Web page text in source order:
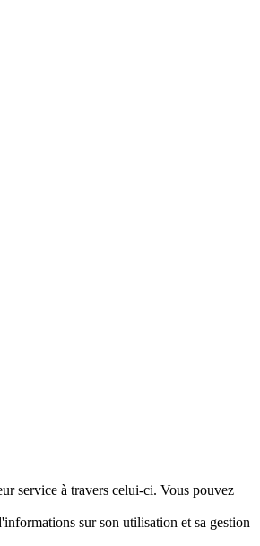
service à travers celui-ci. Vous pouvez
sur son utilisation et sa gestion